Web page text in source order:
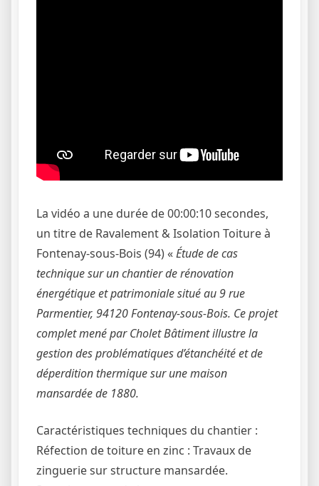
La vidéo a une durée de 00:00:10 secondes,
un titre de Ravalement & Isolation Toiture à
Fontenay-sous-Bois (94) «Étude de cas
technique sur un chantier de rénovation
énergétique et patrimoniale situé au 9 rue
Parmentier, 94120 Fontenay-sous-Bois. Ce projet
complet mené par Cholet Bâtiment illustre la
gestion des problématiques d’étanchéité et de
déperdition thermique sur une maison
mansardée de 1880.
Caractéristiques techniques du chantier :
Réfection de toiture en zinc : Travaux de
zinguerie sur structure mansardée.